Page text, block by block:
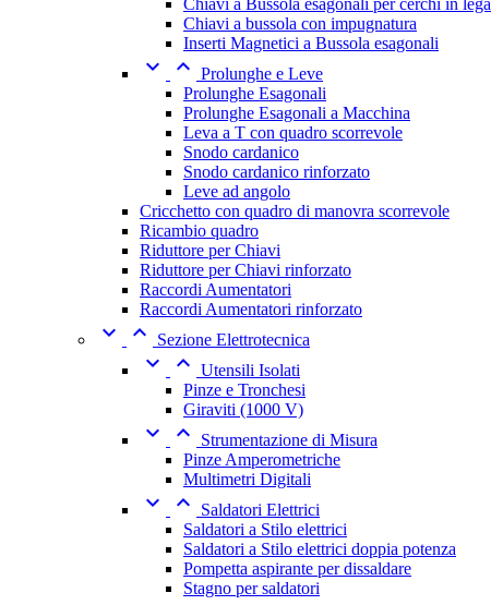
Chiavi a bussola con impugnatura
Inserti Magnetici a Bussola esagonali
  Prolunghe e Leve
Prolunghe Esagonali
Prolunghe Esagonali a Macchina
Leva a T con quadro scorrevole
Snodo cardanico
Snodo cardanico rinforzato
Leve ad angolo
Cricchetto con quadro di manovra scorrevole
Ricambio quadro
Riduttore per Chiavi
Riduttore per Chiavi rinforzato
Raccordi Aumentatori
Raccordi Aumentatori rinforzato
  Sezione Elettrotecnica
  Utensili Isolati
Pinze e Tronchesi
Giraviti (1000 V)
 
Strumentazione di Misura
Pinze Amperometriche
Multimetri Digitali
 
Saldatori Elettrici
Saldatori a Stilo elettrici
Saldatori a Stilo elettrici doppia potenza
Pompetta aspirante per dissaldare
Stagno per saldatori